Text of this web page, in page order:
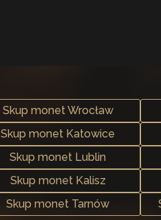
Skup monet Wrocław
Skup monet Katowice
Skup monet Lublin
Skup monet Kalisz
Skup monet Tarnów